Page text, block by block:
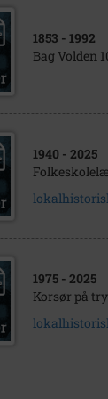
1853 - 1992
Bag Volden
1940 - 2025
1975 - 2025
Korsør på